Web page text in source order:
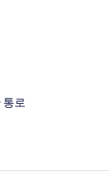
통로